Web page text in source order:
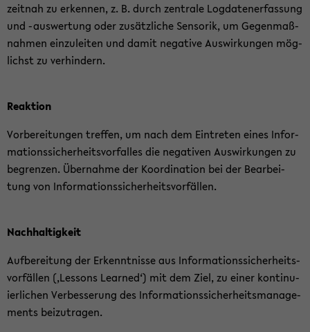
zeit­nah zu er­ken­nen, z. B. durch zen­tra­le Log­da­ten­er­fas­sung
und -​auswertung oder zu­sätz­li­che Sen­so­rik, um Ge­gen­maß­
nah­men ein­zu­lei­ten und damit ne­ga­ti­ve Aus­wir­kun­gen mög­
lichst zu ver­hin­dern.
Re­ak­ti­on
Vor­be­rei­tun­gen tref­fen, um nach dem Ein­tre­ten eines In­for­
ma­ti­ons­si­cher­heits­vor­fal­les die ne­ga­ti­ven Aus­wir­kun­gen zu
be­gren­zen. Über­nah­me der Ko­or­di­na­ti­on bei der Be­ar­bei­
tung von In­for­ma­ti­ons­si­cher­heits­vor­fäl­len.
Nach­hal­tig­keit
Auf­be­rei­tung der Er­kennt­nis­se aus In­for­ma­ti­ons­si­cher­heits­
vor­fäl­len (‚Les­sons Lear­ned‘) mit dem Ziel, zu einer kon­ti­nu­
ier­li­chen Ver­bes­se­rung des In­for­ma­ti­ons­si­cher­heits­ma­nage­
ments bei­zu­tra­gen.